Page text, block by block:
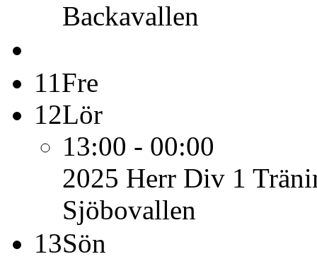
Backavallen
11Fre
12Lör
13:00 - 00:00
2025 Herr Div 1
Sjöbovallen
13Sön